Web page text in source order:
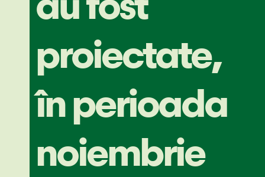
proiectate,
în perioada
noiembrie